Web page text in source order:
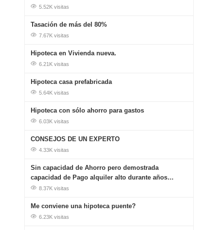
5.52K visitas
Tasación de más del 80%
7.67K visitas
Hipoteca en Vivienda nueva.
6.21K visitas
Hipoteca casa prefabricada
5.64K visitas
Hipoteca con sólo ahorro para gastos
6.03K visitas
CONSEJOS DE UN EXPERTO
4.33K visitas
Sin capacidad de Ahorro pero demostrada
capacidad de Pago alquiler alto durante años…
8.37K visitas
Me conviene una hipoteca puente?
6.23K visitas